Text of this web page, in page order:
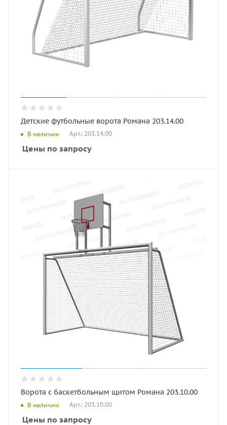
Детские футбольные ворота Романа 203.14.00
В наличии Арт.: 203.14.00
Цены по запросу
Ворота с баскетбольным щитом Романа 203.10.00
В наличии Арт.: 203.10.00
Цены по запросу